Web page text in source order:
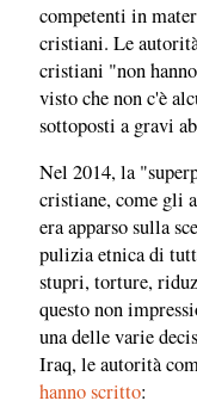
competenti in
cristiani. Le
cristiani "non
visto che non c'è
sottoposti a gravi
Nel 2014, la
cristiane, come gli
era apparso sulla
pulizia etnica di
stupri, torture,
questo non
una delle varie
Iraq, le autorità
hanno scritto: